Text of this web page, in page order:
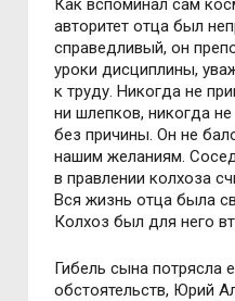
Как вспоминал сам
авторитет отца был
справедливый, он
уроки дисциплины,
к труду. Никогда не
ни шлепков, никогда
без причины. Он не
нашим желаниям.
в правлении колхоза
Вся жизнь отца была
Колхоз был для него
Гибель сына потрясла
обстоятельств, Юрий